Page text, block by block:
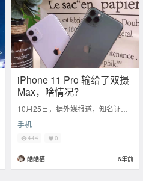
iPhone 11 Pro 输给了双摄
Max，啥情况？
10月25日，据外媒报道，知名证券
n Zhang的最新报告称，自9月苹果
发布
手机
444 0
酷酷猫 6年前